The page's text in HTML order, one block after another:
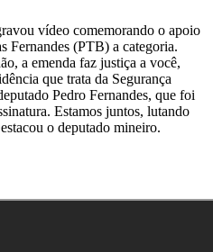
vídeo comemorando o apoio
Fernandes (PTB) a categoria.
a emenda faz justiça a você,
que trata da Segurança
Pedro Fernandes, que foi
Estamos juntos, lutando
o deputado mineiro.